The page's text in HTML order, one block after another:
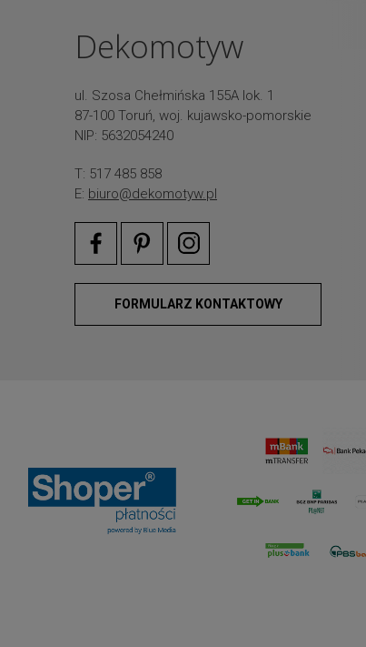
Dekomotyw
ul. Szosa Chełmińska 155A lok. 1
87-100 Toruń, woj. kujawsko-pomorskie
NIP: 5632054240
T: 517 485 858
E: biuro@dekomotyw.pl
FORMULARZ KONTAKTOWY